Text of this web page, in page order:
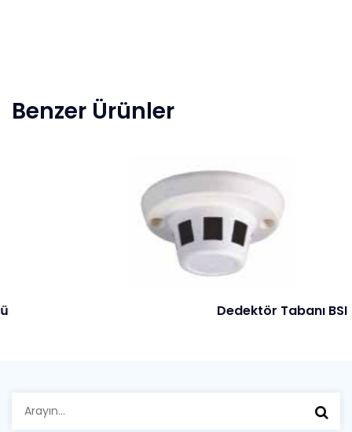
Benzer Ürünler
Dedektör Tabanı BSI